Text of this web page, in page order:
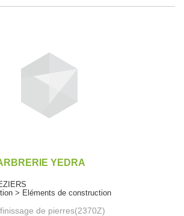
YEDRA
> Eléments de construction
de pierres(2370Z)